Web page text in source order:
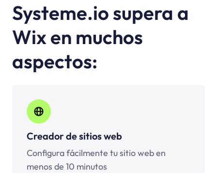
Systeme.io supera a
Wix en muchos
aspectos:
Creador de sitios web
Configura fácilmente tu sitio web en
menos de 10 minutos